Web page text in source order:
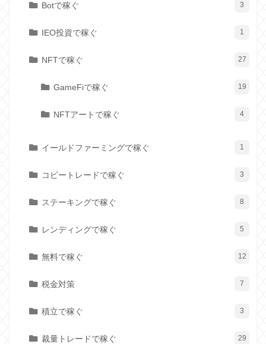
Botで稼ぐ 3
IEO投資で稼ぐ 1
NFTで稼ぐ 27
GameFiで稼ぐ 19
NFTアートで稼ぐ 4
イールドファーミングで稼ぐ 1
コピートレードで稼ぐ 3
ステーキングで稼ぐ 8
レンディングで稼ぐ 5
無料で稼ぐ 12
税金対策 7
積立で稼ぐ 3
裁量トレードで稼ぐ 29